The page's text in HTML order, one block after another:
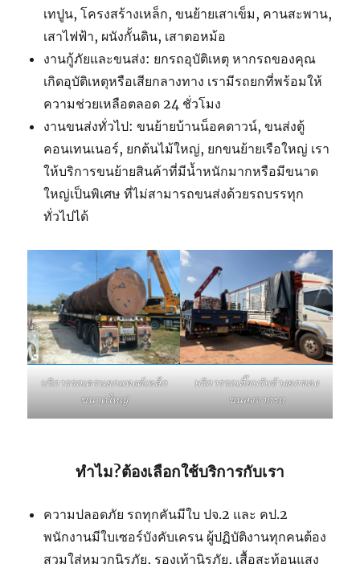
เทปูน, โครงสร้างเหล็ก, ขนย้ายเสาเข็ม, คานสะพาน,
เสาไฟฟ้า, ผนังกั้นดิน, เสาตอหม้อ
งานกู้ภัยและขนส่ง: ยกรถอุบัติเหตุ หากรถของคุณ
เกิดอุบัติเหตุหรือเสียกลางทาง เรามีรถยกที่พร้อมให้
ความช่วยเหลือตลอด 24 ชั่วโมง
งานขนส่งทั่วไป: ขนย้ายบ้านน็อคดาวน์, ขนส่งตู้
คอนเทนเนอร์, ยกต้นไม้ใหญ่, ยกขนย้ายเรือใหญ่ เรา
ให้บริการขนย้ายสินค้าที่มีน้ำหนักมากหรือมีขนาด
ใหญ่เป็นพิเศษ ที่ไม่สามารถขนส่งด้วยรถบรรทุก
ทั่วไปได้
บริการรถเครนยกแทงค์เหล็ก
ขนาดใหญ่
บริการรถเฮี๊ยบรับจ้างยกของ
ขนลงจากรถ
ทำไม?ต้องเลือกใช้บริการกับเรา
ความปลอดภัย รถทุกคันมีใบ ปจ.2 และ คป.2
พนักงานมีใบเซอร์บังคับเครน ผู้ปฏิบัติงานทุกคนต้อง
สวมใส่หมวกนิรภัย, รองเท้านิรภัย, เสื้อสะท้อนแสง